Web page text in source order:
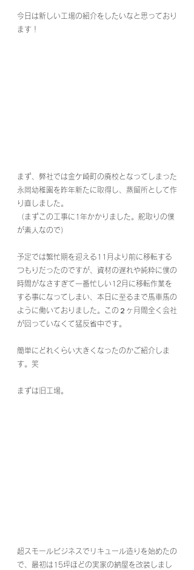
今日は新しい工場の紹介をしたいなと思っており
ます！
まず、弊社では金ケ崎町の廃校となってしまった
永岡幼稚園を昨年新たに取得し、蒸留所として作
り直しました。
（まずこの工事に1年かかりました。舵取りの僕
が素人なので）
予定では繁忙期を迎える11月より前に移転する
つもりだったのですが、資材の遅れや純粋に僕の
時間がなさすぎて一番忙しい12月に移転作業を
する事になってしまい、本日に至るまで馬車馬の
ように働いておりました。この２ヶ月間全く会社
が回っていなくて猛反省中です。
簡単にどれくらい大きくなったのかご紹介しま
す。笑
まずは旧工場。
超スモールビジネスでリキュール造りを始めたの
で、最初は15坪ほどの実家の納屋を改装しまし